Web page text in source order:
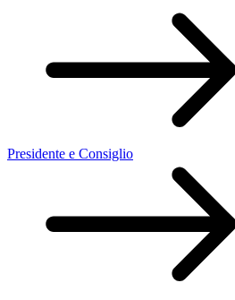
Presidente e Consiglio